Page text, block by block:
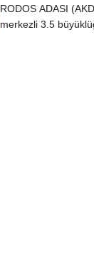
RODOS ADASI
merkezli 3.5